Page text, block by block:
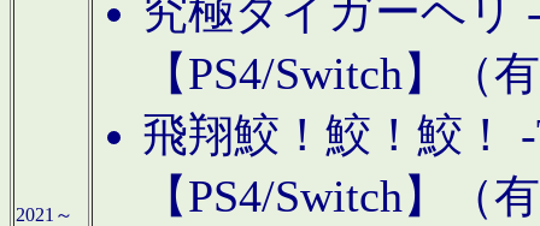
2021～
究極タイガーヘリ
【PS4/Switch】（
飛翔鮫！鮫！鮫！
【PS4/Switch】（